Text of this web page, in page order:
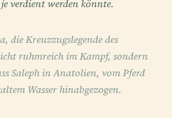
verdient werden könnte.
die Kreuzzugslegende des
ruhmreich im Kampf, sondern
Saleph in Anatolien, vom Pferd
Wasser hinabgezogen.